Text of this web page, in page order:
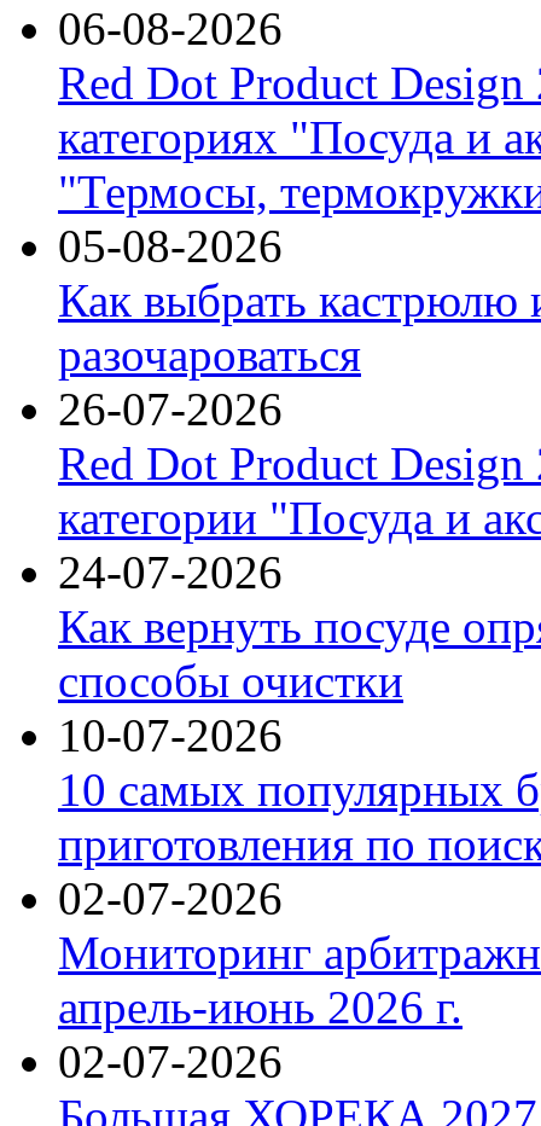
06-08-2026
Red Dot Product Design
категориях "Посуда и
"Термосы,
05-08-2026
Как выбрать кастрюлю
разочароваться
26-07-2026
Red Dot Product Design
категории "Посуда и
24-07-2026
Как вернуть посуде
способы очистки
10-07-2026
10 самых популярных
приготовления по
02-07-2026
Мониторинг
апрель-июнь 2026 г.
02-07-2026